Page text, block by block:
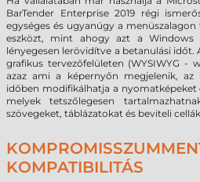
BarTender Enterprise 2019 régi
egységes és ugyanúgy a
eszközt, mint ahogy azt a Windows
lényegesen lerövidítve a betanulási
grafikus tervezőfelületen (WYSIWYG
azaz ami a képernyőn megjelenik, az
időben modifikálhatja a nyomatképeket
melyek tetszőlegesen
szövegeket, táblázatokat és beviteli
KOMPATIBILITÁS